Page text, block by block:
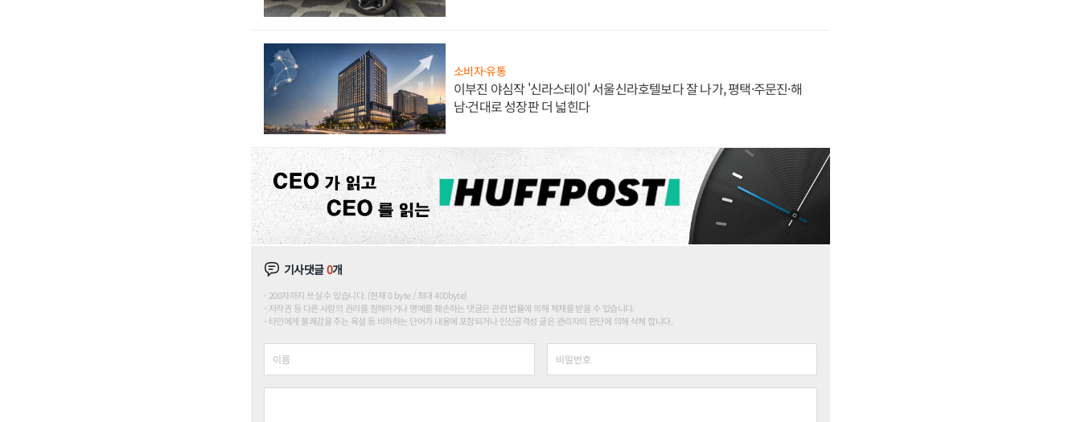
소비자·유통
이부진 야심작 '신라스테이' 서울신라호텔보다 잘 나가, 평택·주문진·해
남·건대로 성장판 더 넓힌다
기사댓글0개
200자까지 쓰실 수 있습니다. (현재 0 byte / 최대 400byte)
저작권 등 다른 사람의 권리를 침해하거나 명예를 훼손하는 댓글은 관련 법률에 의해 제재를 받을 수 있습니다.
타인에게 불쾌감을 주는 욕설 등 비하하는 단어가 내용에 포함되거나 인신공격성 글은 관리자의 판단에 의해 삭제 합니다.